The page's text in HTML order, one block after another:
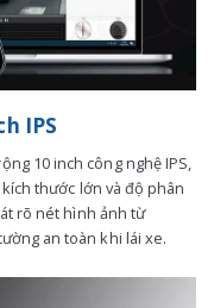
IPS
10 inch công nghệ IPS,
thước lớn và độ phân
rõ nét hình ảnh từ
an toàn khi lái xe.